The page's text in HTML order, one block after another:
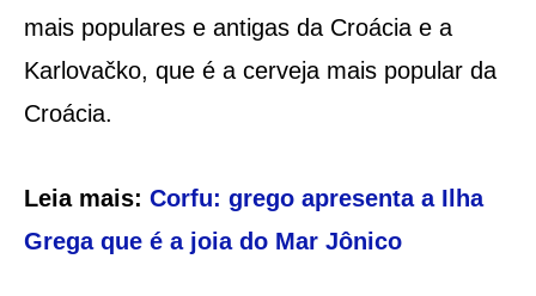
mais populares e antigas da Croácia e a
Karlovačko, que é a cerveja mais popular da
Croácia.
Leia mais: Corfu: grego apresenta a Ilha
Grega que é a joia do Mar Jônico